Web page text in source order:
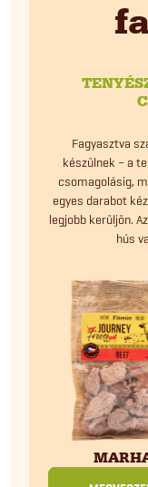
Fagyasztva
készülnek – a
csomagolásig,
egyes darabot
legjobb kerüljön.
hús